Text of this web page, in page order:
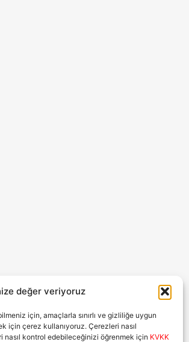
değer veriyoruz
için, amaçlarla sınırlı ve gizliliğe uygun
için çerez kullanıyoruz. Çerezleri nasıl
nasıl kontrol edebileceğinizi öğrenmek için KVKK